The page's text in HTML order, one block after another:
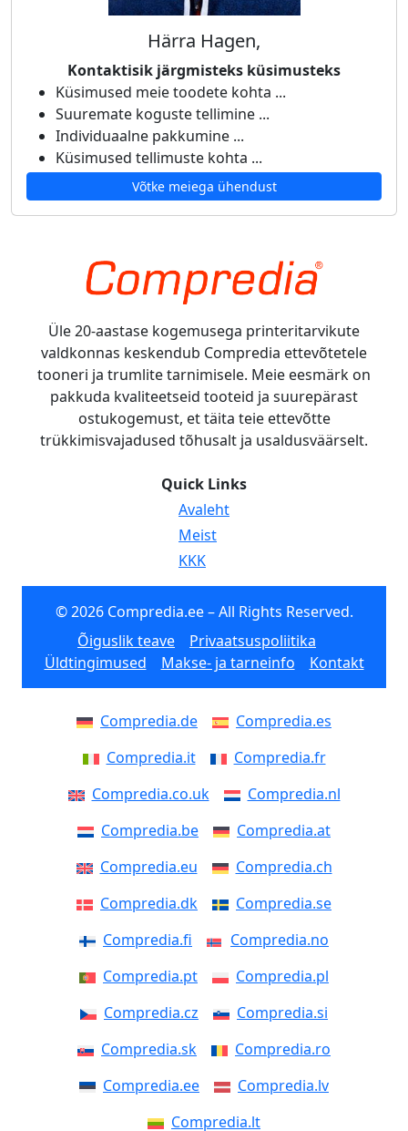
Härra Hagen,
Kontaktisik järgmisteks küsimusteks
Küsimused meie toodete kohta ...
Suuremate koguste tellimine ...
Individuaalne pakkumine ...
Küsimused tellimuste kohta ...
Võtke meiega ühendust
Üle 20-aastase kogemusega printeritarvikute
valdkonnas keskendub Compredia ettevõtetele
tooneri ja trumlite tarnimisele. Meie eesmärk on
pakkuda kvaliteetseid tooteid ja suurepärast
ostukogemust, et täita teie ettevõtte
trükkimisvajadused tõhusalt ja usaldusväärselt.
Quick Links
Avaleht
Meist
KKK
© 2026 Compredia.ee – All Rights Reserved.
Õiguslik teave
Privaatsuspoliitika
Üldtingimused
Makse- ja tarneinfo Kontakt
Compredia.de
Compredia.es
Compredia.it
Compredia.fr
Compredia.co.uk
Compredia.nl
Compredia.be
Compredia.at
Compredia.eu
Compredia.ch
Compredia.dk
Compredia.se
Compredia.fi
Compredia.no
Compredia.pt
Compredia.pl
Compredia.cz
Compredia.si
Compredia.sk
Compredia.ro
Compredia.ee
Compredia.lv
Compredia.lt